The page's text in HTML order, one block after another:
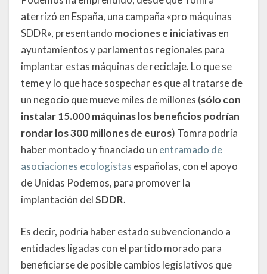
aterrizó en España, una campaña «pro máquinas
SDDR», presentando mociones e iniciativasen
ayuntamientos y parlamentos regionales para
implantar estas máquinas de reciclaje. Lo que se
teme y lo que hace sospechar es que al tratarse de
un negocio que mueve miles de millones (sólo con
instalar 15.000 máquinas los beneficios podrían
rondar los 300 millones de euros) Tomra podría
haber montado y financiado un entramado de
asociaciones ecologistas españolas, con el apoyo
de Unidas Podemos, para promover la
implantación delSDDR.
Es decir, podría haber estado subvencionando a
entidades ligadas con el partido morado para
beneficiarse de posible cambios legislativos que